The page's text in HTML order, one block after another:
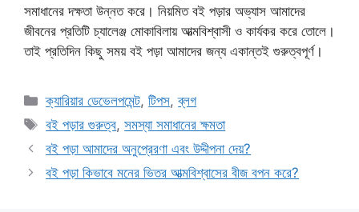
সমাধানের দক্ষতা উন্নত করে। নিয়মিত বই পড়ার অভ্যাস আমাদের
জীবনের প্রতিটি চ্যালেঞ্জ মোকাবিলায় আত্মবিশ্বাসী ও কার্যকর করে তোলে।
তাই প্রতিদিন কিছু সময় বই পড়া আমাদের জন্য একান্তই গুরুত্বপূর্ণ।
Categories
ক্যারিয়ার ডেভেলপমেন্ট,টিপস,ব্লগ
Tags
বই পড়ার গুরুত্ব,সমস্যা সমাধানের ক্ষমতা
বই পড়া আমাদের অনুপ্রেরণা এবং উদ্দীপনা দেয়?
বই পড়া কিভাবে মনের ভিতর আত্মবিশ্বাসের বীজ বপন করে?